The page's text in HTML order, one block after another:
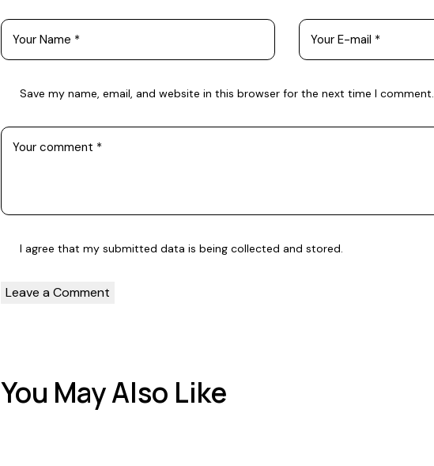
Save my name, email, and website in this browser for the next time I comment.
I agree that my submitted data is being collected and stored.
You May Also Like